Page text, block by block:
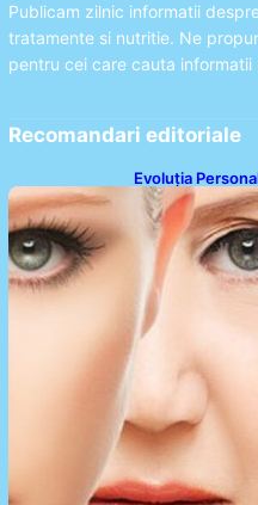
Publicam zilnic informatii
tratamente si nutritie. Ne
pentru cei care cauta
Recomandari editoriale
Evoluția
Oferă Studiile